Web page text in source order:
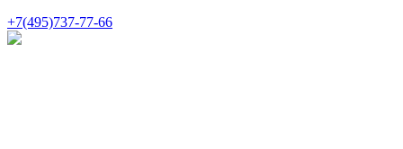
+7(495)737-77-66